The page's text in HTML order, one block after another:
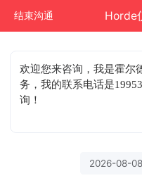
结束沟通 Horde
欢迎您来咨询 ，我是霍尔
务，我的联系电话是
询！
2026-08-